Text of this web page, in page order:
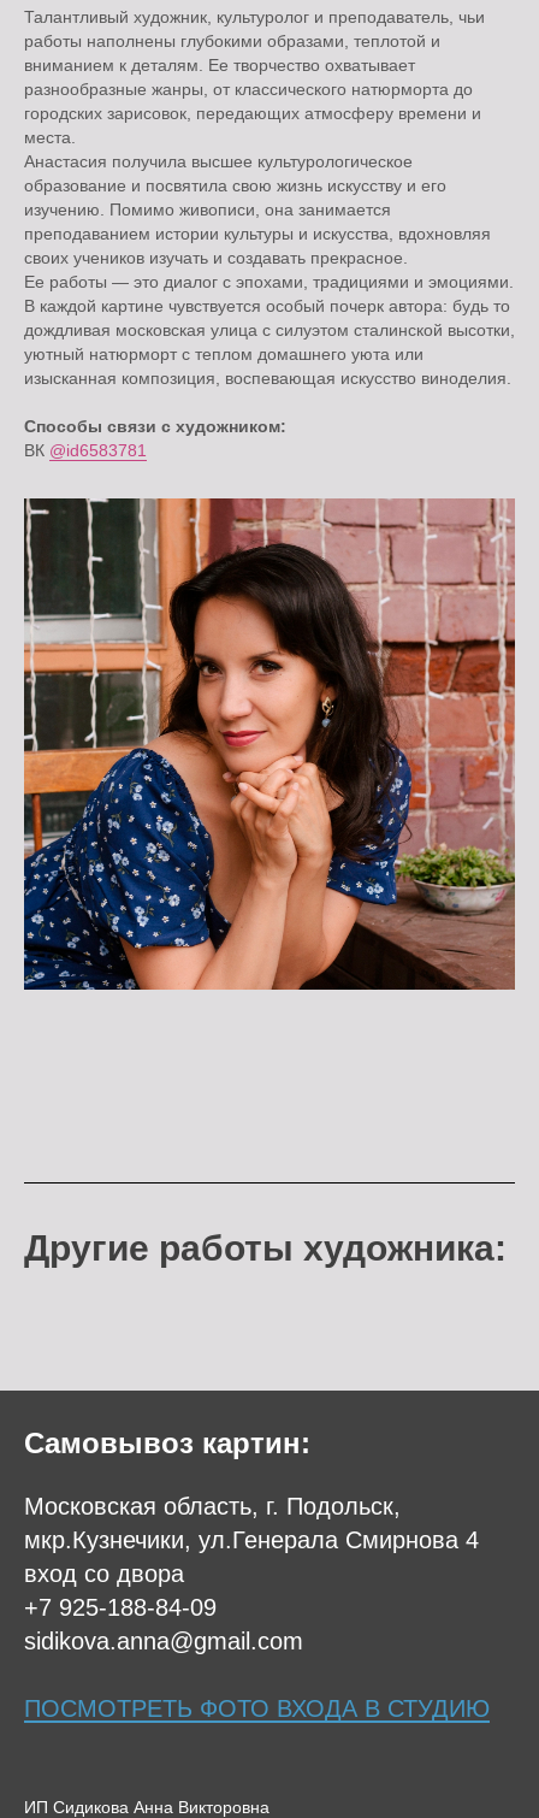
Талантливый художник, культуролог и преподаватель, чьи
работы наполнены глубокими образами, теплотой и
вниманием к деталям. Ее творчество охватывает
разнообразные жанры, от классического натюрморта до
городских зарисовок, передающих атмосферу времени и
места.
Анастасия получила высшее культурологическое
образование и посвятила свою жизнь искусству и его
изучению. Помимо живописи, она занимается
преподаванием истории культуры и искусства, вдохновляя
своих учеников изучать и создавать прекрасное.
Ее работы — это диалог с эпохами, традициями и эмоциями.
В каждой картине чувствуется особый почерк автора: будь то
дождливая московская улица с силуэтом сталинской высотки,
уютный натюрморт с теплом домашнего уюта или
изысканная композиция, воспевающая искусство виноделия.
Способы связи с художником:
ВК @id6583781
Другие работы художника:
Самовывоз картин:
Московская область, г. Подольск,
мкр.Кузнечики, ул.Генерала Смирнова 4
вход со двора
+7 925-188-84-09
sidikova.anna@gmail.com
ПОСМОТРЕТЬ ФОТО ВХОДА В СТУДИЮ
ИП Сидикова Анна Викторовна